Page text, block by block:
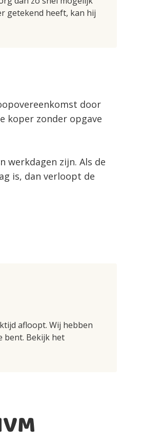
getekend heeft, kan hij
door
koper zonder opgave
werkdagen zijn. Als de
is, dan verloopt de
afloopt. Wij hebben
bent. Bekijk het